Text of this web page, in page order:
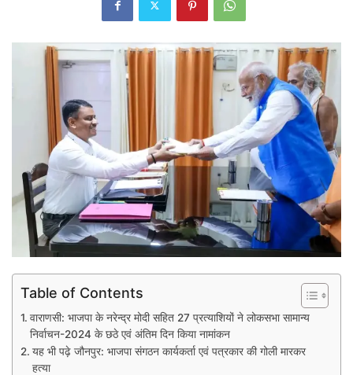
Table of Contents
वाराणसी: भाजपा के नरेन्द्र मोदी सहित 27 प्रत्याशियों ने लोकसभा सामान्य
निर्वाचन-2024 के छठे एवं अंतिम दिन किया नामांकन
यह भी पढ़े जौनपुर: भाजपा संगठन कार्यकर्ता एवं पत्रकार की गोली मारकर
हत्या